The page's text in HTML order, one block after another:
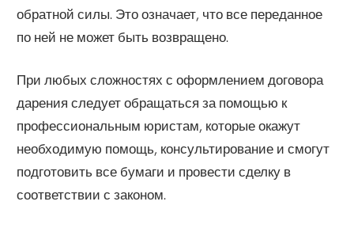
обратной силы. Это означает, что все переданное
по ней не может быть возвращено.
При любых сложностях с оформлением договора
дарения следует обращаться за помощью к
профессиональным юристам, которые окажут
необходимую помощь, консультирование и смогут
подготовить все бумаги и провести сделку в
соответствии с законом.